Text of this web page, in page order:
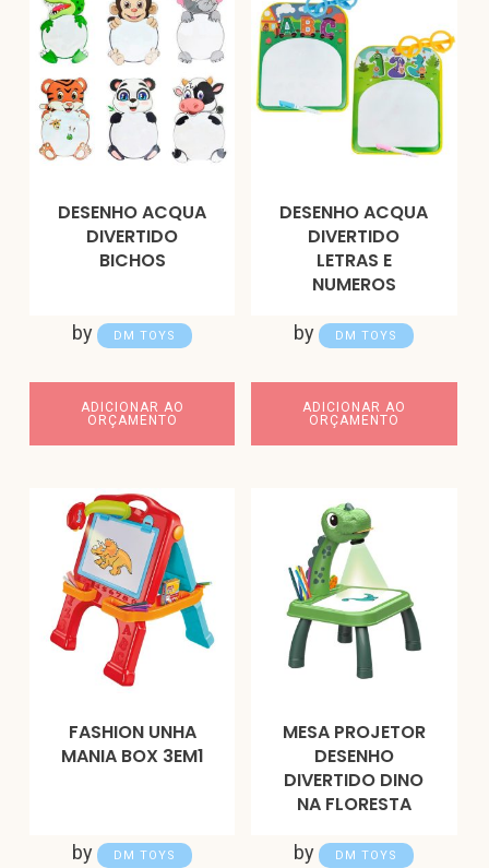
DESENHO ACQUA
DIVERTIDO
BICHOS
by DM TOYS
ADICIONAR AO
ORÇAMENTO
DESENHO ACQUA
DIVERTIDO
LETRAS E
NUMEROS
by DM TOYS
ADICIONAR AO
ORÇAMENTO
FASHION UNHA
MANIA BOX 3EM1
by DM TOYS
MESA PROJETOR
DESENHO
DIVERTIDO DINO
NA FLORESTA
by DM TOYS